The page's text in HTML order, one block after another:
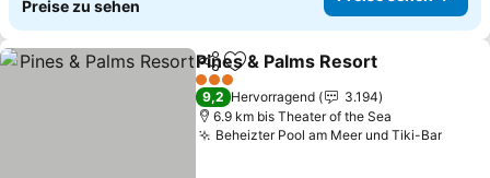
Preise zu sehen
TeilenZu Favoriten hinzufügen
Pines & Palms Resort
3 Sterne
9,2 Hervorragend
3.194
6.9 km bis Theater of the Sea
Beheizter Pool am Meer und Tiki-Bar